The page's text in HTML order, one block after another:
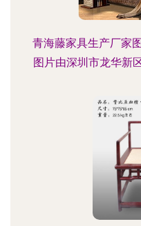
青海藤家具生产厂家
图片由深圳市龙华新